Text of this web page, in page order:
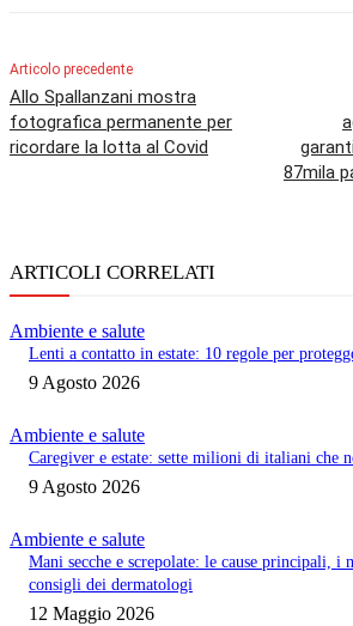
Articolo precedente
Allo Spallanzani mostra
fotografica permanente per
ricordare la lotta al Covid
87mila
ARTICOLI CORRELATI
Ambiente e salute
Lenti a contatto in estate: 10 regole per
9 Agosto 2026
Ambiente e salute
Caregiver e estate: sette milioni di italiani che
9 Agosto 2026
Ambiente e salute
Mani secche e screpolate: le cause principali,
consigli dei dermatologi
12 Maggio 2026